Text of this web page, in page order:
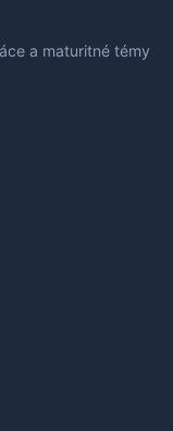
a maturitné témy